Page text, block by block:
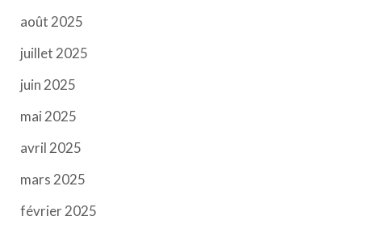
août 2025
juillet 2025
juin 2025
mai 2025
avril 2025
mars 2025
février 2025